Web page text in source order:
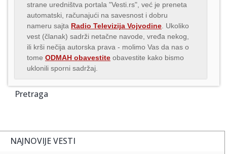
strane uredništva portala "Vesti.rs", već je preneta
automatski, računajući na savesnost i dobru
nameru sajta Radio Televizija Vojvodine . Ukoliko
vest (članak) sadrži netačne navode, vređa nekog,
ili krši nečija autorska prava - molimo Vas da nas o
tome ODMAH obavestite obavestite kako bismo
uklonili sporni sadržaj.
Pretraga
NAJNOVIJE VESTI